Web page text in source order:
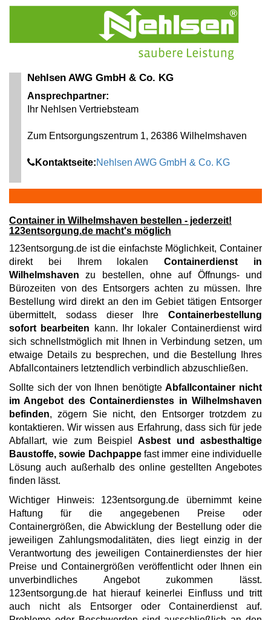
Nehlsen AWG GmbH & Co. KG
Ansprechpartner:
Ihr Nehlsen Vertriebsteam
Zum Entsorgungszentrum 1, 26386 Wilhelmshaven
Kontaktseite:Nehlsen AWG GmbH & Co. KG
Container in Wilhelmshaven bestellen - jederzeit!
123entsorgung.de macht's möglich
123entsorgung.de ist die einfachste Möglichkeit, Container
direkt bei Ihrem lokalenContainerdienst in
Wilhelmshaven zu bestellen, ohne auf Öffnungs- und
Bürozeiten von des Entsorgers achten zu müssen. Ihre
Bestellung wird direkt an den im Gebiet tätigen Entsorger
übermittelt, sodass dieser Ihre Containerbestellung
sofort bearbeiten kann. Ihr lokaler Containerdienst wird
sich schnellstmöglich mit Ihnen in Verbindung setzen, um
etwaige Details zu besprechen, und die Bestellung Ihres
Abfallcontainers letztendlich verbindlich abzuschließen.
Sollte sich der von Ihnen benötigteAbfallcontainer nicht
im Angebot des Containerdienstes in Wilhelmshaven
befinden, zögern Sie nicht, den Entsorger trotzdem zu
kontaktieren. Wir wissen aus Erfahrung, dass sich für jede
Abfallart, wie zum BeispielAsbest und asbesthaltige
Baustoffe, sowie Dachpappefast immer eine individuelle
Lösung auch außerhalb des online gestellten Angebotes
finden lässt.
Wichtiger Hinweis: 123entsorgung.de übernimmt keine
Haftung für die angegebenen Preise oder
Containergrößen, die Abwicklung der Bestellung oder die
jeweiligen Zahlungsmodalitäten, dies liegt einzig in der
Verantwortung des jeweiligen Containerdienstes der hier
Preise und Containergrößen veröffentlicht oder Ihnen ein
unverbindliches Angebot zukommen lässt.
123entsorgung.de hat hierauf keinerlei Einfluss und tritt
auch nicht als Entsorger oder Containerdienst auf.